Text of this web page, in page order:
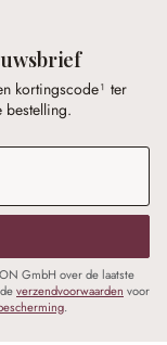
kortingscode¹ ter
bestelling.
GmbH over de laatste
verzendvoorwaarden voor
.